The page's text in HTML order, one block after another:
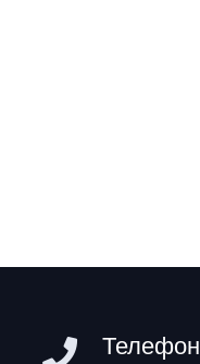
Телефон